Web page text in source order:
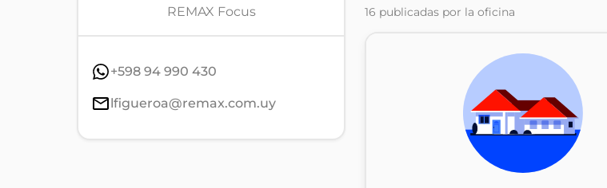
REMAX Focus
+598 94 990 430
lfigueroa@remax.com.uy
16 publicadas por la oficina